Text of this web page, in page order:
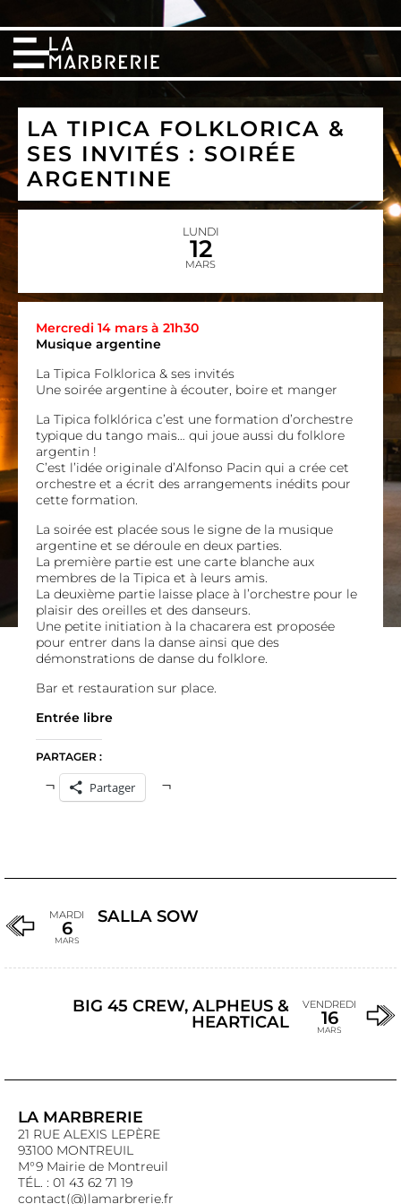
LA TIPICA FOLKLORICA &
SES INVITÉS : SOIRÉE
ARGENTINE
LUNDI
12
MARS
Mercredi 14 mars à 21h30
Musique argentine
La Tipica Folklorica & ses invités
Une soirée argentine à écouter, boire et manger
La Tipica folklórica c’est une formation d’orchestre
typique du tango mais… qui joue aussi du folklore
argentin !
C’est l’idée originale d’Alfonso Pacin qui a crée cet
orchestre et a écrit des arrangements inédits pour
cette formation.
La soirée est placée sous le signe de la musique
argentine et se déroule en deux parties.
La première partie est une carte blanche aux
membres de la Tipica et à leurs amis.
La deuxième partie laisse place à l’orchestre pour le
plaisir des oreilles et des danseurs.
Une petite initiation à la chacarera est proposée
pour entrer dans la danse ainsi que des
démonstrations de danse du folklore.
Bar et restauration sur place.
Entrée libre
PARTAGER :
Partager
MARDI
6
MARS
SALLA SOW
BIG 45 CREW, ALPHEUS &
HEARTICAL
VENDREDI
16
MARS
LA MARBRERIE
21 RUE ALEXIS LEPÈRE
93100 MONTREUIL
M°9 Mairie de Montreuil
TÉL. : 01 43 62 71 19
contact(@)lamarbrerie.fr